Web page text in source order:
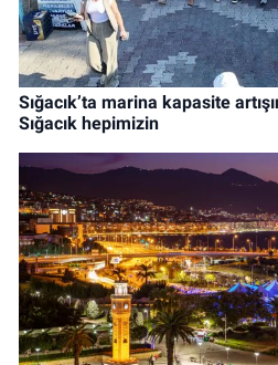
Sığacık’ta marina kapasite
Sığacık hepimizin